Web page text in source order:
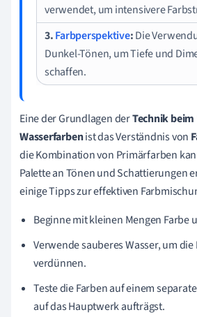
verwendet, um intensivere
3.Farbperspektive:Die
Dunkel-Tönen, um Tiefe und
schaffen.
Eine der Grundlagen derTechnik
Wasserfarbenist das Verständnis von
die Kombination von Primärfarben
Palette an Tönen und Schattierungen
einige Tipps zur effektiven
Beginne mit kleinen Mengen Farbe
Verwende sauberes Wasser, um die
verdünnen.
Teste die Farben auf einem
auf das Hauptwerk aufträgst.